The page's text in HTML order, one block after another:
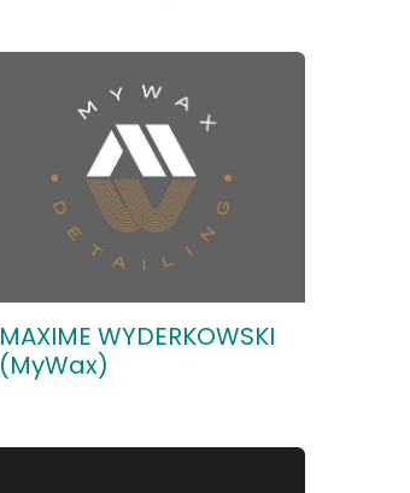
MAXIME WYDERKOWSKI
(MyWax)